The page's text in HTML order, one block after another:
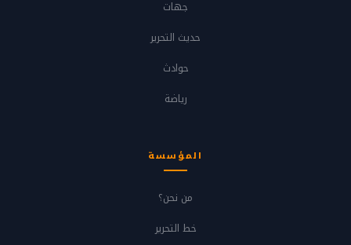
جهات
حديث التحرير
حوادث
رياضة
المؤسسة
من نحن؟
خط التحرير